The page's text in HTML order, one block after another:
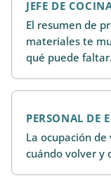
JEFE DE
El resumen de
materiales te
qué puede faltar.
PERSONAL DE
La ocupación
cuándo volver y